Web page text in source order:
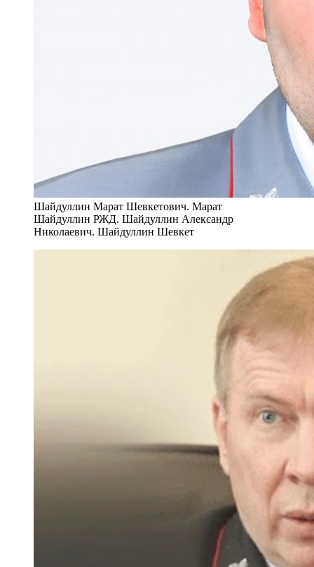
Шайдуллин Марат Шевкетович. Марат
Шайдуллин РЖД. Шайдуллин Александр
Николаевич. Шайдуллин Шевкет